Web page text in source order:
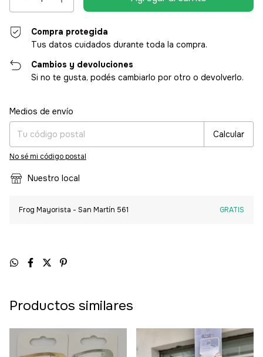
Compra protegida
Tus datos cuidados durante toda la compra.
Cambios y devoluciones
Si no te gusta, podés cambiarlo por otro o devolverlo.
Entregas para el CP:
Medios de envío
Calcular
No sé mi código postal
Nuestro local
Frog Mayorista - San Martín 561 GRATIS
Productos similares